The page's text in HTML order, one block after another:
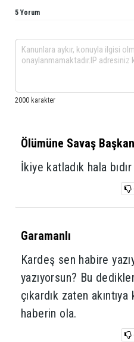
5 Yorum
Ölümüne Savaş Başkan
İkiye katladık hala
Garamanlı
Kardeş sen habire
yazıyorsun? Bu
çıkardık zaten
haberin ola.